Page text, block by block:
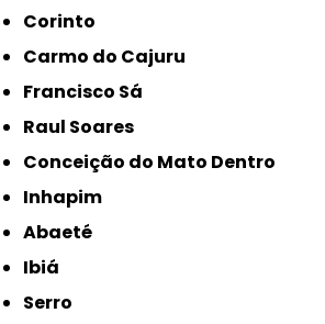
Corinto
Carmo do Cajuru
Francisco Sá
Raul Soares
Conceição do Mato Dentro
Inhapim
Abaeté
Ibiá
Serro